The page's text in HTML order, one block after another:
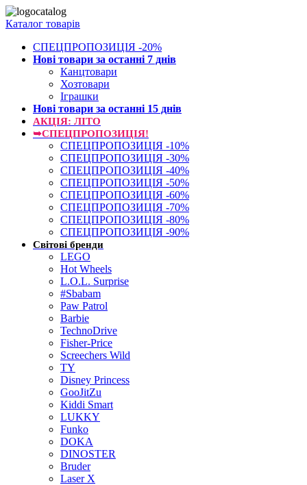
Каталог товарів
СПЕЦПРОПОЗИЦІЯ -20%
Нові товари за останнi 7 днiв
Канцтовари
Хозтовари
Іграшки
Нові товари за останнi 15 днiв
АКЦІЯ: ЛІТО
➥СПЕЦПРОПОЗИЦІЯ!
СПЕЦПРОПОЗИЦІЯ -10%
СПЕЦПРОПОЗИЦІЯ -30%
СПЕЦПРОПОЗИЦІЯ -40%
СПЕЦПРОПОЗИЦІЯ -50%
СПЕЦПРОПОЗИЦІЯ -60%
СПЕЦПРОПОЗИЦІЯ -70%
СПЕЦПРОПОЗИЦІЯ -80%
СПЕЦПРОПОЗИЦІЯ -90%
Світові бренди
LEGO
Hot Wheels
L.O.L. Surprise
#Sbabam
Paw Patrol
Barbie
TechnoDrive
Fisher-Price
Screechers Wild
TY
Disney Princess
GooJitZu
Kiddi Smart
LUKKY
Funko
DOKA
DINOSTER
Bruder
Laser X